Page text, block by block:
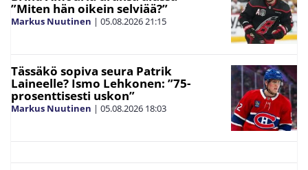
”Miten hän oikein selviää?”
Markus Nuutinen | 05.08.202621:15
Tässäkö sopiva seura Patrik
Laineelle? Ismo Lehkonen: ”75-
prosenttisesti uskon”
Markus Nuutinen | 05.08.2026 18:03